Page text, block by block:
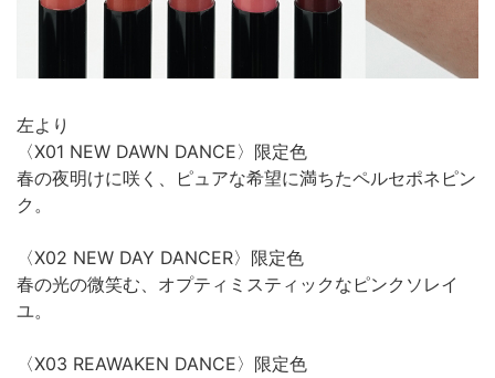
左より
〈X01 NEW DAWN DANCE〉限定色
春の夜明けに咲く、ピュアな希望に満ちたペルセポネピン
ク。
〈X02 NEW DAY DANCER〉限定色
春の光の微笑む、オプティミスティックなピンクソレイ
ユ。
〈X03 REAWAKEN DANCE〉限定色